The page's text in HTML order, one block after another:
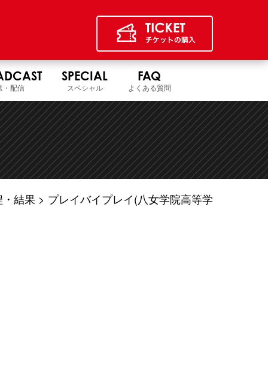
・配信
SPECIAL
スペシャル
FAQ
よくある質問
・結果
プレイバイプレイ(八女学院高等学